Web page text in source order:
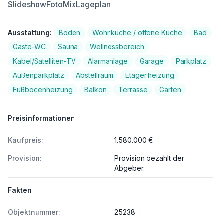
SlideshowFotoMixLageplan
Ausstattung: Boden Wohnküche / offene Küche
Bad
Gäste-WC
Sauna
Wellnessbereich
Kabel/Satelliten-TV
Alarmanlage Garage
Parkplatz
Außenparkplatz
Abstellraum
Etagenheizung
Fußbodenheizung
Balkon Terrasse Garten
Preisinformationen
Kaufpreis: 1.580.000 €
Provision:
Provision bezahlt der
Abgeber.
Fakten
Objektnummer: 25238